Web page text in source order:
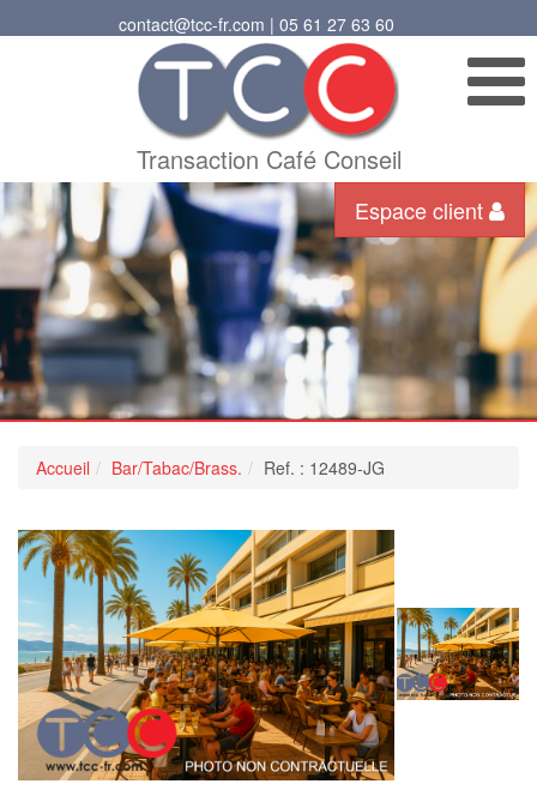
contact@tcc-fr.com | 05 61 27 63 60
Transaction Café Conseil
Espace client
Accueil Bar/Tabac/Brass. Ref. : 12489-JG